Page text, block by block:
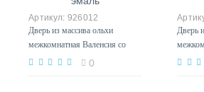
926012
Дверь из массива ольхи
межкомнатная Валенсия со
стеклом цвет белая эмаль
0
Дверь